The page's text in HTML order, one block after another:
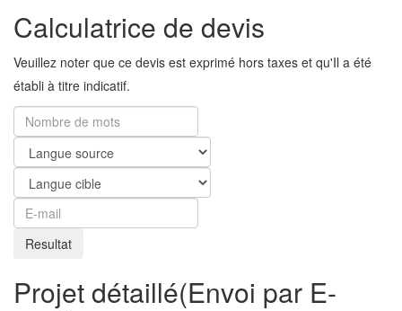
Calculatrice de devis
Veuillez noter que ce devis est exprimé hors taxes et qu'Il a été
établi à titre indicatif.
Projet détaillé(Envoi par E-